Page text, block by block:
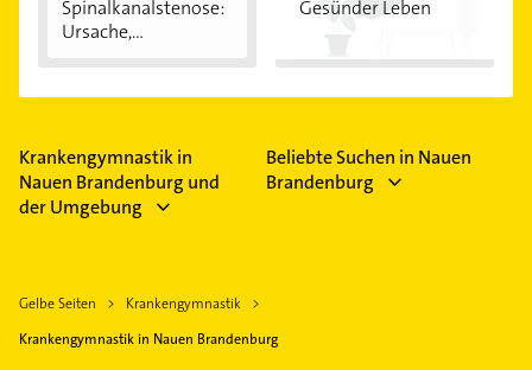
Spinalkanalstenose:
Ursache,
Gesünder Leben
Krankengymnastik in
Nauen Brandenburg und
der Umgebung
Beliebte Suchen in Nauen
Brandenburg
Gelbe Seiten
Krankengymnastik
Krankengymnastik in Nauen Brandenburg